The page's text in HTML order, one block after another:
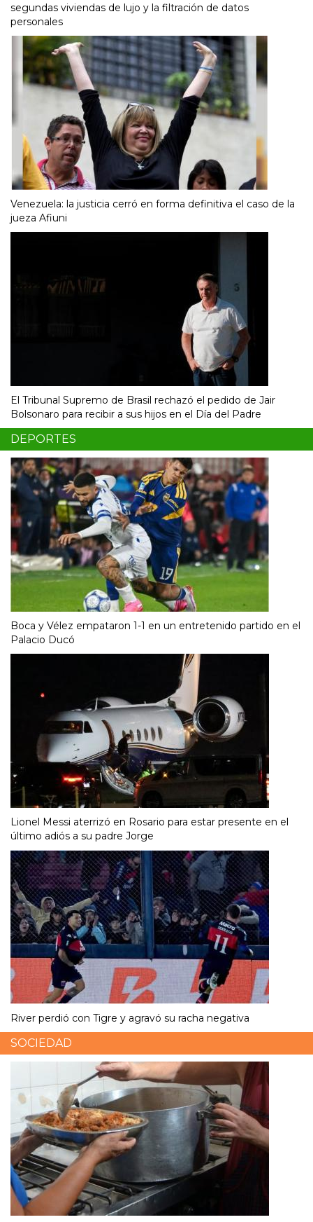
segundas viviendas de lujo y la filtración de datos
personales
Venezuela: la justicia cerró en forma definitiva el caso de la
jueza Afiuni
El Tribunal Supremo de Brasil rechazó el pedido de Jair
Bolsonaro para recibir a sus hijos en el Día del Padre
DEPORTES
Boca y Vélez empataron 1-1 en un entretenido partido en el
Palacio Ducó
Lionel Messi aterrizó en Rosario para estar presente en el
último adiós a su padre Jorge
River perdió con Tigre y agravó su racha negativa
SOCIEDAD